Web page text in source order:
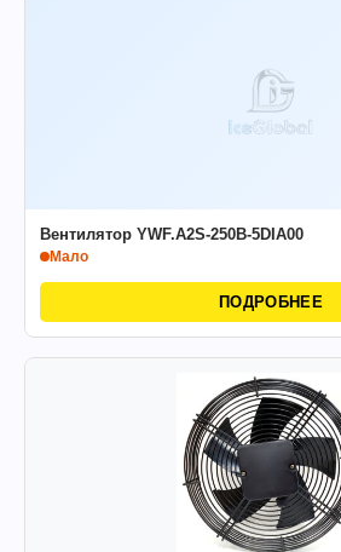
Вентилятор YWF.A2S-250В-5DIA00
Мало
ПОДРОБНЕЕ